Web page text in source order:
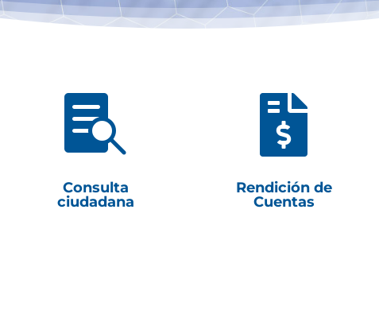

Consulta
ciudadana

Rendición de
Cuentas